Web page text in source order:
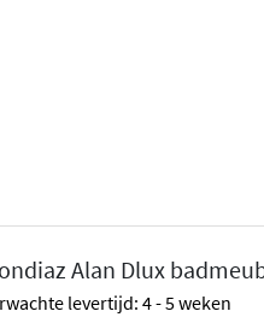
70cm tot ruime 200cm, en
of als dubbele uitvoering wilt.
Alan Dlux
levertijd: 4 - 5 weken